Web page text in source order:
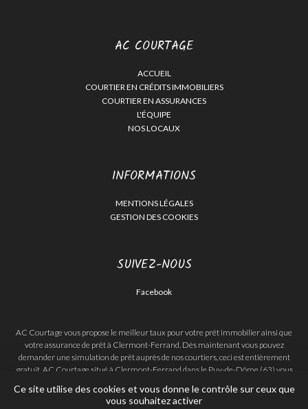
AC COURTAGE
ACCUEIL
COURTIER EN CRÉDITS IMMOBILIERS
COURTIER EN ASSURANCES
L'ÉQUIPE
NOS LOCAUX
INFORMATIONS
MENTIONS LÉGALES
GESTION DES COOKIES
SUIVEZ-NOUS
Facebook
AC Courtage vous propose le meilleur taux pour votre prêt immobilier ainsi que
votre assurance de prêt à Clermont-Ferrand. Dès maintenant vous pouvez
demander une simulation de prêt auprès de nos courtiers, ceci est entièrement
gratuit. AC Courtage situé à Clermont-Ferrand dans le Puy-de-Dôme (63) vous
prêt immobilier.
Ce site utilise des cookies et vous donne le contrôle sur ceux que
vous souhaitez activer